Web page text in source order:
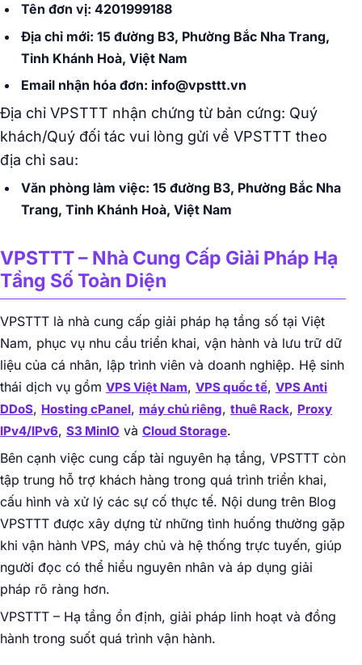
Tên đơn vị: 4201999188
Địa chỉ mới: 15 đường B3, Phường Bắc Nha Trang,
Tỉnh Khánh Hoà, Việt Nam
Email nhận hóa đơn: info@vpsttt.vn
Địa chỉ VPSTTT nhận chứng từ bản cứng: Quý
khách/Quý đối tác vui lòng gửi về VPSTTT theo
địa chỉ sau:
Văn phòng làm việc: 15 đường B3, Phường Bắc Nha
Trang, Tỉnh Khánh Hoà, Việt Nam
VPSTTT – Nhà Cung Cấp Giải Pháp Hạ
Tầng Số Toàn Diện
VPSTTT là nhà cung cấp giải pháp hạ tầng số tại Việt
Nam, phục vụ nhu cầu triển khai, vận hành và lưu trữ dữ
liệu của cá nhân, lập trình viên và doanh nghiệp. Hệ sinh
thái dịch vụ gồm VPS Việt Nam, VPS quốc tế, VPS Anti
DDoS, Hosting cPanel, máy chủ riêng, thuê Rack, Proxy
IPv4/IPv6, S3 MinIO và Cloud Storage.
Bên cạnh việc cung cấp tài nguyên hạ tầng, VPSTTT còn
tập trung hỗ trợ khách hàng trong quá trình triển khai,
cấu hình và xử lý các sự cố thực tế. Nội dung trên Blog
VPSTTT được xây dựng từ những tình huống thường gặp
khi vận hành VPS, máy chủ và hệ thống trực tuyến, giúp
người đọc có thể hiểu nguyên nhân và áp dụng giải
pháp rõ ràng hơn.
VPSTTT – Hạ tầng ổn định, giải pháp linh hoạt và đồng
hành trong suốt quá trình vận hành.